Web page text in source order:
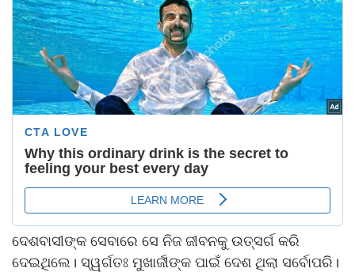
ଦେଶବାସୀଙ୍କ ସେବାରେ ସେ ନିଜ ଜୀବନକୁ ଉତ୍ସର୍ଗ କରି
ଦେଇଥିଲେ। ସ୍ୱର୍ଗତଃ ମୁଖାର୍ଜୀଙ୍କ ପାଇଁ ଦେଶ ଥିଲା ସର୍ବୋପରି।